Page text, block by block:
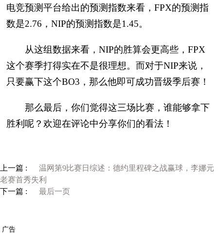
电竞预测平台给出的预测指数来看，FPX的预测指
数是2.76，NIP的预测指数是1.45。
从这组数据来看，NIP的胜算会更高些，FPX
这个赛季打得实在不是很理想。而对于NIP来说，
只要赢下这个BO3，那么他即可成功晋级季后赛！
那么最后，你们觉得这三场比赛，谁能够拿下
胜利呢？欢迎在评论中分享你们的看法！
上一篇 :
温网第9比赛日综述：德约里程碑之战赢球，李娜元
老赛首秀失利
下一篇 :
最后一页
广告